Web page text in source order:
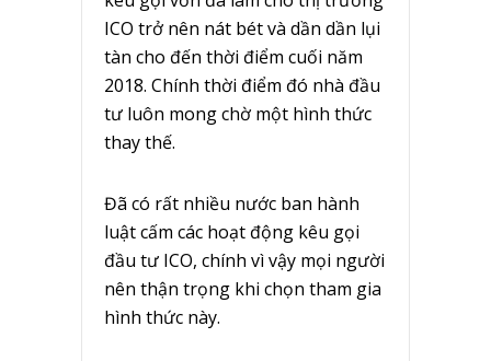
ICO trở nên nát bét và dần dần lụi
tàn cho đến thời điểm cuối năm
2018. Chính thời điểm đó nhà đầu
tư luôn mong chờ một hình thức
thay thế.
Đã có rất nhiều nước ban hành
luật cấm các hoạt động kêu gọi
đầu tư ICO, chính vì vậy mọi người
nên thận trọng khi chọn tham gia
hình thức này.